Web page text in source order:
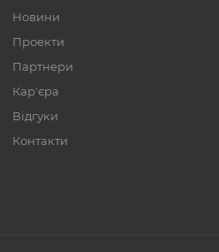
Новини
Проекти
Партнери
Кар'єра
Відгуки
Контакти